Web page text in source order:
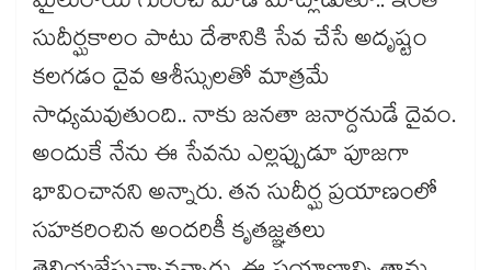
సుదీర్ఘకాలం పాటు దేశానికి సేవ చేసే అదృష్టం
కలగడం దైవ ఆశీస్సులతో మాత్రమే
సాధ్యమవుతుంది.. నాకు జనతా జనార్దనుడే దైవం.
అందుకే నేను ఈ సేవను ఎల్లప్పుడూ పూజగా
భావించానని అన్నారు. తన సుదీర్ఘ ప్రయాణంలో
సహకరించిన అందరికీ కృతజ్ఞతలు